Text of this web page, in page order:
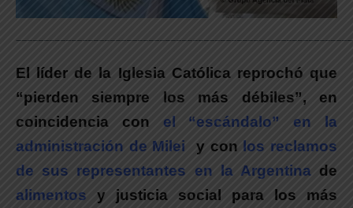
El líder de la Iglesia Católica reprochó que
“pierden siempre los más débiles”, en
coincidencia con el “escándalo” en la
administración de Milei
y con
los reclamos
de sus representantes en la Argentinade
alimentos
y justicia social para los más